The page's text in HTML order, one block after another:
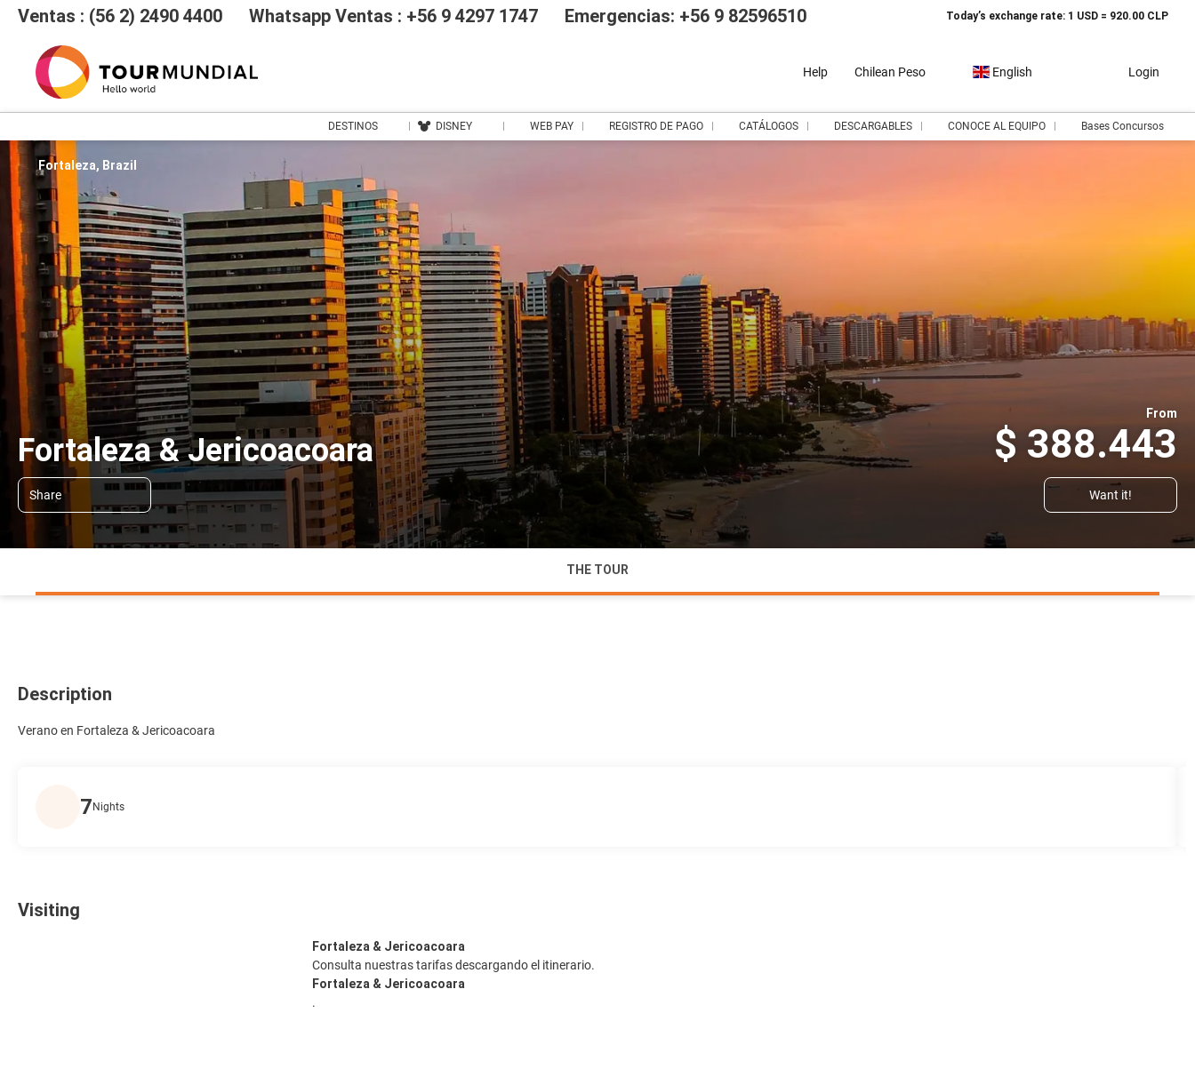
Ventas : (56 2) 2490 4400 Whatsapp Ventas : +56 9 4297 1747 Emergencias: +56 9 82596510 Today’s exchange rate: 1 USD = 920.00 CLP
Help Chilean Peso English Login
DESTINOS DISNEY WEB PAY REGISTRO DE PAGO CATÁLOGOS DESCARGABLES CONOCE AL EQUIPO Bases Concursos
Fortaleza & Jericoacoara
From
$ 388.443
Share Want it!
Fortaleza, Brazil
THE TOUR
Description
Verano en Fortaleza & Jericoacoara
7 Nights
Visiting
Fortaleza & Jericoacoara
Consulta nuestras tarifas descargando el itinerario.
Fortaleza & Jericoacoara
.